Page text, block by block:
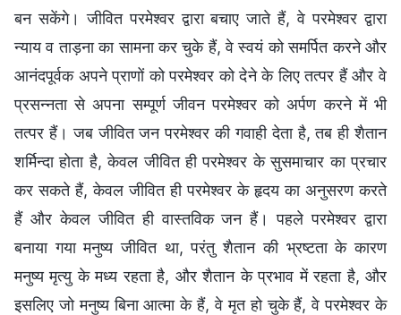
बन सकेंगे। जीवित परमेश्वर द्वारा बचाए जाते हैं, वे परमेश्वर द्वारा
न्याय व ताड़ना का सामना कर चुके हैं, वे स्वयं को समर्पित करने और
आनंदपूर्वक अपने प्राणों को परमेश्वर को देने के लिए तत्पर हैं और वे
प्रसन्नता से अपना सम्पूर्ण जीवन परमेश्वर को अर्पण करने में भी
तत्पर हैं। जब जीवित जन परमेश्वर की गवाही देता है, तब ही शैतान
शर्मिन्दा होता है, केवल जीवित ही परमेश्वर के सुसमाचार का प्रचार
कर सकते हैं, केवल जीवित ही परमेश्वर के हृदय का अनुसरण करते
हैं और केवल जीवित ही वास्तविक जन हैं। पहले परमेश्वर द्वारा
बनाया गया मनुष्य जीवित था, परंतु शैतान की भ्रष्टता के कारण
मनुष्य मृत्यु के मध्य रहता है, और शैतान के प्रभाव में रहता है, और
इसलिए जो मनुष्य बिना आत्मा के हैं, वे मृत हो चुके हैं, वे परमेश्वर के